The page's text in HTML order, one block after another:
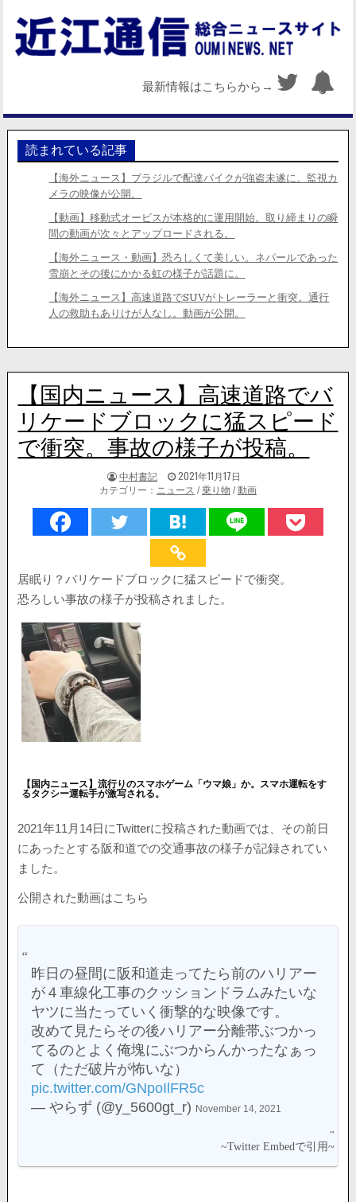
最新情報はこちらから→
読まれている記事
【海外ニュース】ブラジルで配達バイクが強盗未遂に。監視カ
メラの映像が公開。
【動画】移動式オービスが本格的に運用開始。取り締まりの瞬
間の動画が次々とアップロードされる。
【海外ニュース・動画】恐ろしくて美しい。ネパールであった
雪崩とその後にかかる虹の様子が話題に。
【海外ニュース】高速道路でSUVがトレーラーと衝突。通行
人の救助もありけが人なし。動画が公開。
【国内ニュース】高速道路でバ
リケードブロックに猛スピード
で衝突。事故の様子が投稿。
著
者:
中村書記
掲
載
日：
2021年11月17日
カテゴリー： ニュース /乗り物 /動画
居眠り？バリケードブロックに猛スピードで衝突。
恐ろしい事故の様子が投稿されました。
【国内ニュース】流行りのスマホゲーム「ウマ娘」か。スマホ運転をす
るタクシー運転手が激写される。
2021年11月14日にTwitterに投稿された動画では、その前日
にあったとする阪和道での交通事故の様子が記録されてい
ました。
公開された動画はこちら
昨日の昼間に阪和道走ってたら前のハリアー
が４車線化工事のクッションドラムみたいな
ヤツに当たっていく衝撃的な映像です。
改めて見たらその後ハリアー分離帯ぶつかっ
てるのとよく俺塊にぶつからんかったなぁっ
て（ただ破片が怖いな）
pic.twitter.com/GNpoIlFR5c
— やらず (@y_5600gt_r) November 14, 2021